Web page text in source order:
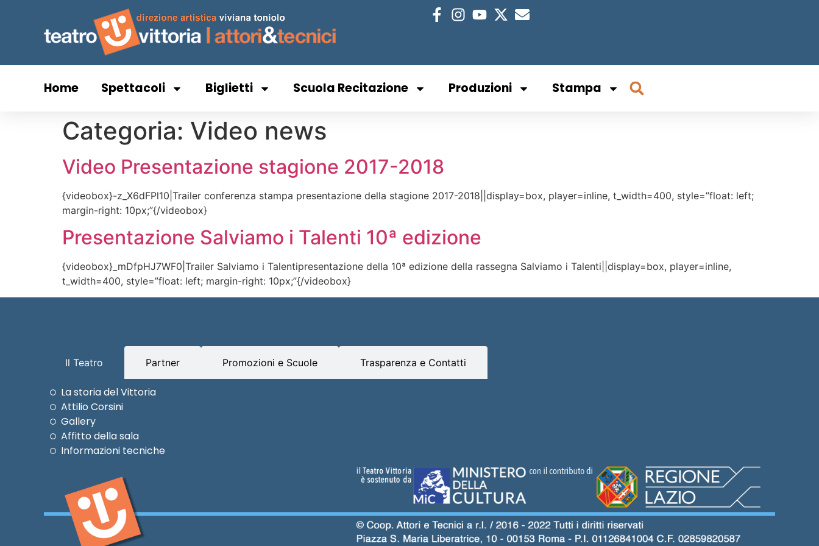
Home Spettacoli Biglietti Scuola Recitazione Produzioni Stampa
Categoria: Video news
Video Presentazione stagione 2017-2018
{videobox}-z_X6dFPl10|Trailer conferenza stampa presentazione della stagione 2017-2018||display=box, player=inline, t_width=400, style=”float: left;
margin-right: 10px;”{/videobox}
Presentazione Salviamo i Talenti 10ª edizione
{videobox}_mDfpHJ7WF0|Trailer Salviamo i Talentipresentazione della 10ª edizione della rassegna Salviamo i Talenti||display=box, player=inline,
t_width=400, style=”float: left; margin-right: 10px;”{/videobox}
Il Teatro Partner Promozioni e Scuole Trasparenza e Contatti
La storia del Vittoria
Attilio Corsini
Gallery
Affitto della sala
Informazioni tecniche